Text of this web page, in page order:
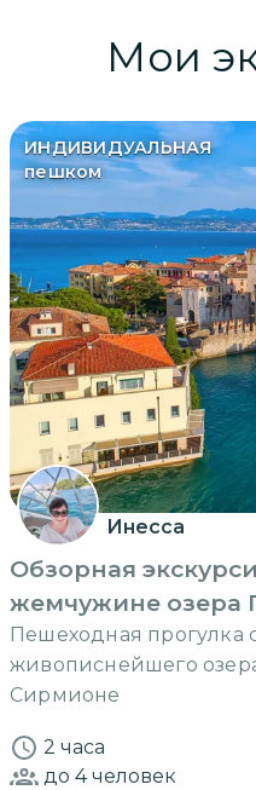
Мои
ИНДИВИДУАЛЬНАЯ
пешком
Инесса
Обзорная
жемчужине озера
Пешеходная
живописнейшего
Сирмионе
2 часа
до 4человек